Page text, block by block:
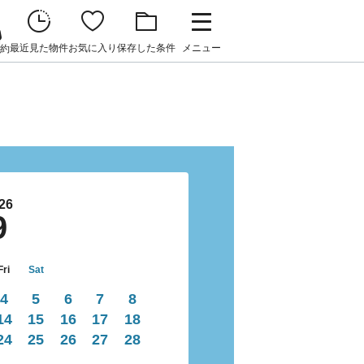
最近見た物件お気に入り 保存した条件 メニュー
Fri Sat
4 5 6 7
8
15 16 17
18
25 26 27
28